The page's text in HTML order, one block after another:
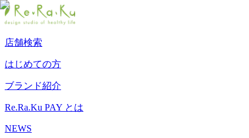
店舗検索
はじめての方
ブランド紹介
Re.Ra.Ku PAY とは
NEWS